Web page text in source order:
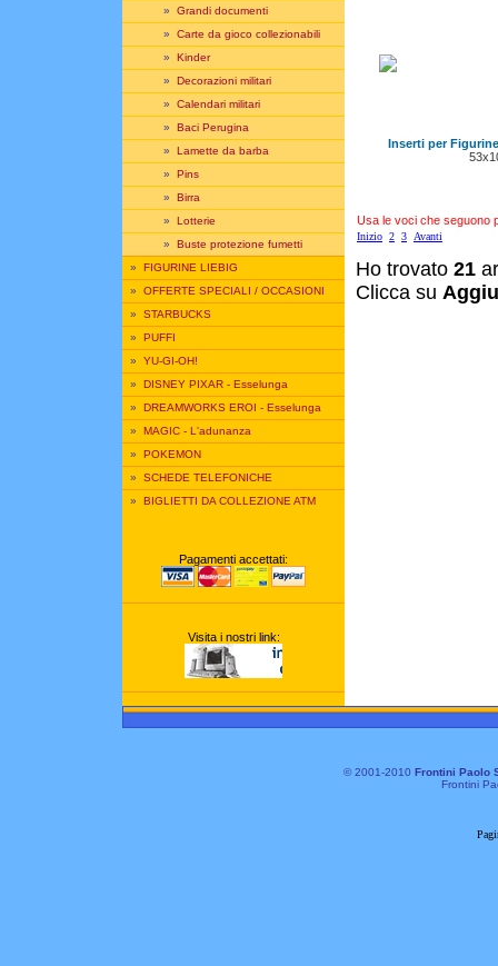
» Grandi documenti
» Carte da gioco collezionabili
» Kinder
» Decorazioni militari
» Calendari militari
» Baci Perugina
» Lamette da barba
» Pins
» Birra
» Lotterie
» Buste protezione fumetti
» FIGURINE LIEBIG
» OFFERTE SPECIALI / OCCASIONI
» STARBUCKS
» PUFFI
» YU-GI-OH!
» DISNEY PIXAR - Esselunga
» DREAMWORKS EROI - Esselunga
» MAGIC - L'adunanza
» POKEMON
» SCHEDE TELEFONICHE
» BIGLIETTI DA COLLEZIONE ATM
Pagamenti accettati:
Visita i nostri link:
Inserti per
Usa le voci che seguono
Inizio 2 3 Avanti
Ho trovato 21
Clicca su
© 2001-2010 Frontini Paolo
Frontini